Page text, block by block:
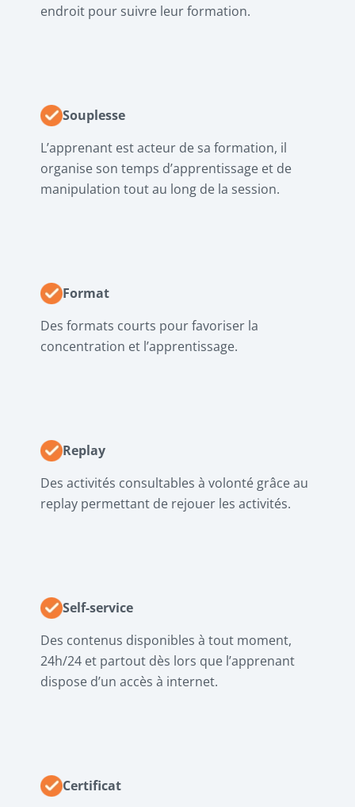
endroit pour suivre leur formation.
Souplesse
L’apprenant est acteur de sa formation, il
organise son temps d’apprentissage et de
manipulation tout au long de la session.
Format
Des formats courts pour favoriser la
concentration et l’apprentissage.
Replay
Des activités consultables à volonté grâce au
replay permettant de rejouer les activités.
Self-service
Des contenus disponibles à tout moment,
24h/24 et partout dès lors que l’apprenant
dispose d’un accès à internet.
Certificat